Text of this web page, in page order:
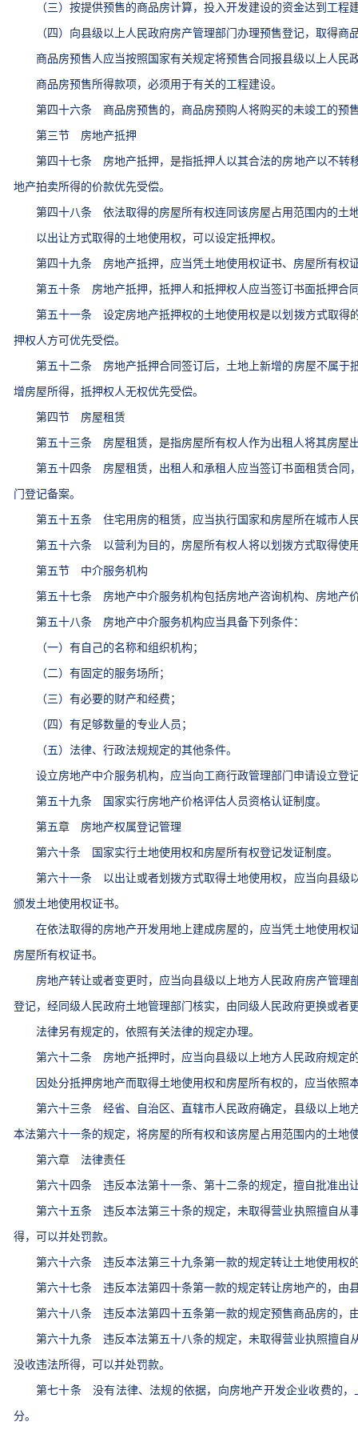
（三）按提供预售的商品房计算，投入开发建设的资金达到工程
（四）向县级以上人民政府房产管理部门办理预售登记，取得商
商品房预售人应当按照国家有关规定将预售合同报县级以上人民
商品房预售所得款项，必须用于有关的工程建设。
第四十六条 商品房预售的，商品房预购人将购买的未竣工的预售
第三节 房地产抵押
第四十七条 房地产抵押，是指抵押人以其合法的房地产以不转移
地产拍卖所得的价款优先受偿。
第四十八条 依法取得的房屋所有权连同该房屋占用范围内的土地
以出让方式取得的土地使用权，可以设定抵押权。
第四十九条 房地产抵押，应当凭土地使用权证书、房屋所有权
第五十条 房地产抵押，抵押人和抵押权人应当签订书面抵押合
第五十一条 设定房地产抵押权的土地使用权是以划拨方式取得的
押权人方可优先受偿。
第五十二条 房地产抵押合同签订后，土地上新增的房屋不属于抵
增房屋所得，抵押权人无权优先受偿。
第四节 房屋租赁
第五十三条 房屋租赁，是指房屋所有权人作为出租人将其房屋出
第五十四条 房屋租赁，出租人和承租人应当签订书面租赁合同，
门登记备案。
第五十五条 住宅用房的租赁，应当执行国家和房屋所在城市人民
第五十六条 以营利为目的，房屋所有权人将以划拨方式取得使用
第五节 中介服务机构
第五十七条 房地产中介服务机构包括房地产咨询机构、房地产价
第五十八条 房地产中介服务机构应当具备下列条件：
（一）有自己的名称和组织机构；
（二）有固定的服务场所；
（三）有必要的财产和经费；
（四）有足够数量的专业人员；
（五）法律、行政法规规定的其他条件。
设立房地产中介服务机构，应当向工商行政管理部门申请设立登
第五十九条 国家实行房地产价格评估人员资格认证制度。
第五章 房地产权属登记管理
第六十条 国家实行土地使用权和房屋所有权登记发证制度。
第六十一条 以出让或者划拨方式取得土地使用权，应当向县级以
颁发土地使用权证书。
在依法取得的房地产开发用地上建成房屋的，应当凭土地使用权
房屋所有权证书。
房地产转让或者变更时，应当向县级以上地方人民政府房产管理
登记，经同级人民政府土地管理部门核实，由同级人民政府更换或者
法律另有规定的，依照有关法律的规定办理。
第六十二条 房地产抵押时，应当向县级以上地方人民政府规定
因处分抵押房地产而取得土地使用权和房屋所有权的，应当依照
第六十三条 经省、自治区、直辖市人民政府确定，县级以上地方
本法第六十一条的规定，将房屋的所有权和该房屋占用范围内的土地
第六章 法律责任
第六十四条 违反本法第十一条、第十二条的规定，擅自批准出让
第六十五条 违反本法第三十条的规定，未取得营业执照擅自从事
得，可以并处罚款。
第六十六条 违反本法第三十九条第一款的规定转让土地使用权的
第六十七条 违反本法第四十条第一款的规定转让房地产的，由县
第六十八条 违反本法第四十五条第一款的规定预售商品房的，由
第六十九条 违反本法第五十八条的规定，未取得营业执照擅自从
没收违法所得，可以并处罚款。
第七十条 没有法律、法规的依据，向房地产开发企业收费的，
分。